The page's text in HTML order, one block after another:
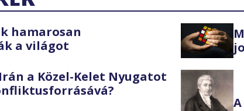
hamarosan
a világot
a Közel-Kelet Nyugatot